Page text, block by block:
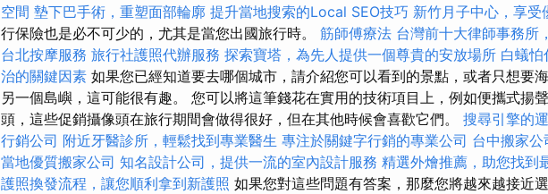
空間 墊下巴手術，重塑面部輪廓 提升當地搜索的Local SEO技巧 新竹月子中心，享受
行保險也是必不可少的，尤其是當您出國旅行時。 筋師傅療法 台灣前十大律師事務所
台北按摩服務 旅行社護照代辦服務 探索寶塔，為先人提供一個尊貴的安放場所 白蟻怕
治的關鍵因素 如果您已經知道要去哪個城市，請介紹您可以看到的景點，或者只想要
另一個島嶼，這可能很有趣。 您可以將這筆錢花在實用的技術項目上，例如便攜式揚
頭，這些促銷攝像頭在旅行期間會做得很好，但在其他時候會喜歡它們。 搜尋引擎的
行銷公司 附近牙醫診所，輕鬆找到專業醫生 專注於關鍵字行銷的專業公司 台中搬家
當地優質搬家公司 知名設計公司，提供一流的室內設計服務 精選外燴推薦，助您找到
護照換發流程，讓您順利拿到新護照 如果您對這些問題有答案，那麼您將越來越接近